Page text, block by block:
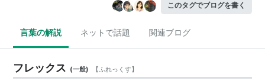
このタグでブログを書く
言葉の解説 ネットで話題 関連ブログ
フレックス (一般) 【ふれっくす】